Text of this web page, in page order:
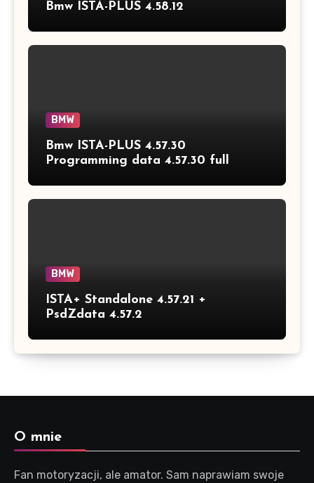
Bmw ISTA-PLUS 4.58.12
BMW
Bmw ISTA-PLUS 4.57.30
Programming data 4.57.30 full
BMW
ISTA+ Standalone 4.57.21 +
PsdZdata 4.57.2
O mnie
Fan motoryzacji, ale amator. Sam naprawiam swoje